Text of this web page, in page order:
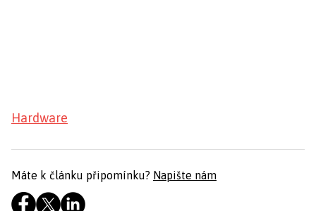
Hardware
Máte k článku připomínku? Napište nám